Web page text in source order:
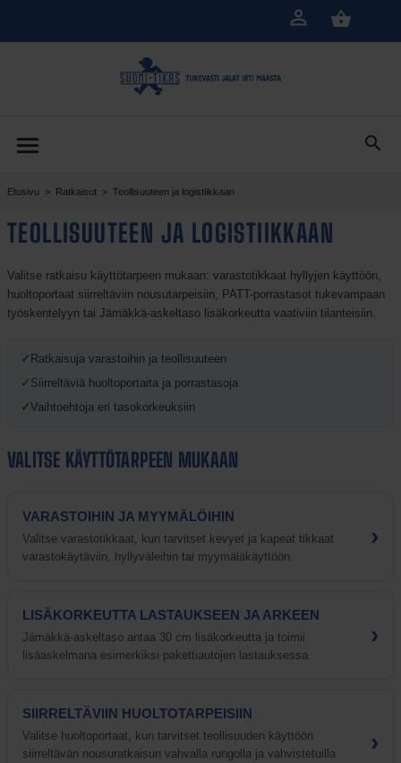
Etusivu > Ratkaisut > Teollisuuteen ja logistiikkaan
TEOLLISUUTEEN JA LOGISTIIKKAAN
Valitse ratkaisu käyttötarpeen mukaan: varastotikkaat hyllyjen käyttöön,
huoltoportaat siirreltäviin nousutarpeisiin, PATT-porrastasot tukevampaan
työskentelyyn tai Jämäkkä-askeltaso lisäkorkeutta vaativiin tilanteisiin.
✓ Ratkaisuja varastoihin ja teollisuuteen
✓ Siirreltäviä huoltoportaita ja porrastasoja
✓Vaihtoehtoja eri tasokorkeuksiin
VALITSE KÄYTTÖTARPEEN MUKAAN
VARASTOIHIN JA MYYMÄLÖIHIN
Valitse varastotikkaat, kun tarvitset kevyet ja kapeat tikkaat
varastokäytäviin, hyllyväleihin tai myymäläkäyttöön.
›
LISÄKORKEUTTA LASTAUKSEEN JA ARKEEN
Jämäkkä-askeltaso antaa 30 cm lisäkorkeutta ja toimii
lisäaskelmana esimerkiksi pakettiautojen lastauksessa.
›
SIIRRELTÄVIIN HUOLTOTARPEISIIN
Valitse huoltoportaat, kun tarvitset teollisuuden käyttöön
siirreltävän nousuratkaisun vahvalla rungolla ja vahvistetuilla
›